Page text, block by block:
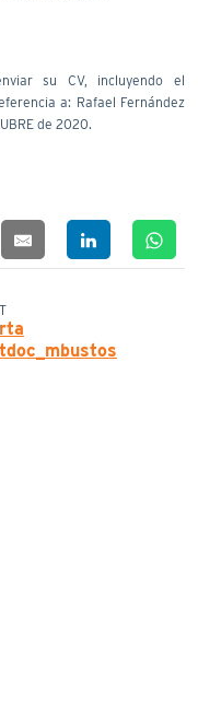
su CV, incluyendo el
a: Rafael Fernández
de 2020.